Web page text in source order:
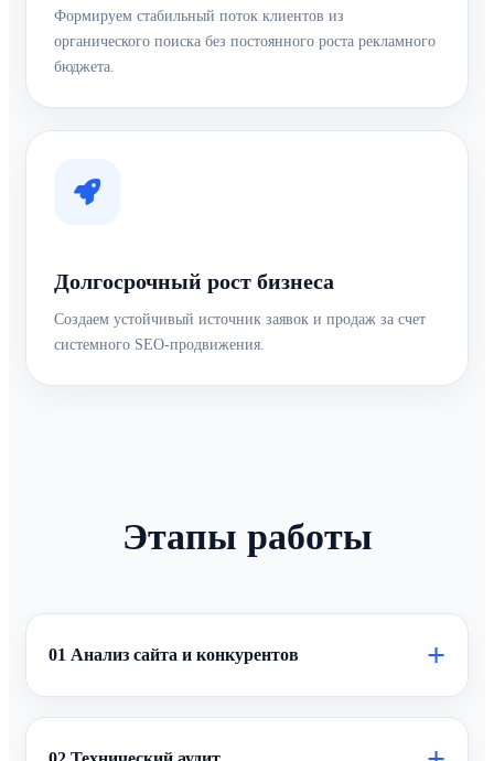
Формируем стабильный поток клиентов из
органического поиска без постоянного роста рекламного
бюджета.
Долгосрочный рост бизнеса
Создаем устойчивый источник заявок и продаж за счет
системного SEO-продвижения.
Этапы работы
01 Анализ сайта и конкурентов +